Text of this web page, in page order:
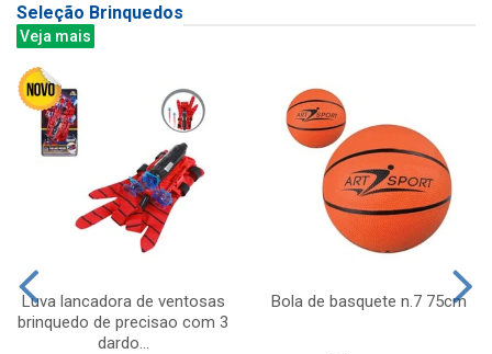
Seleção Brinquedos
Veja mais
Luva lancadora de ventosas
brinquedo de precisao com 3
dardo...
Bola de basquete n.7 75cm